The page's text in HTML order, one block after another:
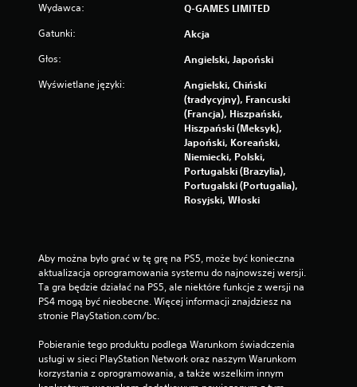
Wydawca: Q-GAMES LIMITED
Gatunki: Akcja
Głos: Angielski, Japoński
Wyświetlane języki:
Angielski, Chiński
(tradycyjny), Francuski
(Francja), Hiszpański,
Hiszpański (Meksyk),
Japoński, Koreański,
Niemiecki, Polski,
Portugalski (Brazylia),
Portugalski (Portugalia),
Rosyjski, Włoski
Aby można było grać w tę grę na PS5, może być konieczna
aktualizacja oprogramowania systemu do najnowszej wersji.
Ta gra będzie działać na PS5, ale niektóre funkcje z wersji na
PS4 mogą być nieobecne. Więcej informacji znajdziesz na
stronie PlayStation.com/bc.
Pobieranie tego produktu podlega Warunkom świadczenia
usługi w sieci PlayStation Network oraz naszym Warunkom
korzystania z oprogramowania, a także wszelkim innym